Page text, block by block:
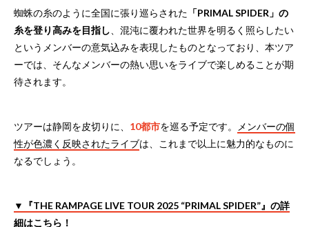
蜘蛛の糸のように全国に張り巡らされた 「PRIMAL SPIDER」の
糸を登り高みを目指し 、混沌に覆われた世界を明るく照らしたい
というメンバーの意気込みを表現したものとなっており、本ツア
ーでは、そんなメンバーの熱い思いをライブで楽しめることが期
待されます。
ツアーは静岡を皮切りに、 10都市を巡る予定です。
メンバーの個
性が色濃く反映されたライブは、これまで以上に魅力的なものに
なるでしょう。
▼『THE RAMPAGE LIVE TOUR 2025 “PRIMAL SPIDER”』の詳
細はこちら！